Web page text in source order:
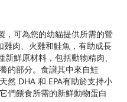
可為您的幼貓提供所需的營
肉、火雞和鮭魚，有助成長
鮮原材料，包括動物精肉、
的部分。食譜其中來自鮭
然 DHA 和 EPA有助於支持小
們餵食所需的新鮮動物蛋白